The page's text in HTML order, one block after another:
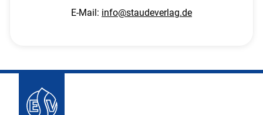
E-Mail: info@staudeverlag.de